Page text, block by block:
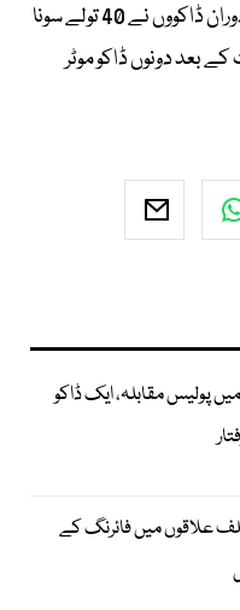
ایف آئی آر میں بتایا گیا کہ واردات کے دوران ڈاکووں نے 40 تولے سونا
کے بعد دونوں ڈاکو موٹر
پولیس مقابلہ، ایک ڈاکو
علاقوں میں فائرنگ کے